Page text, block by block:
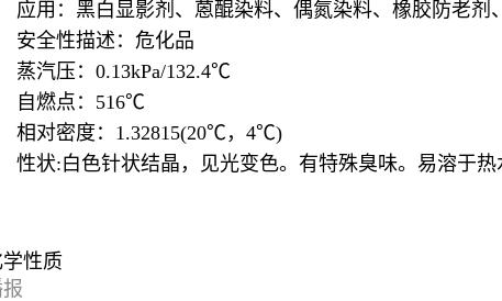
应用：黑白显影剂、蒽醌染料、偶氮染料、橡胶防老剂
安全性描述：危化品
蒸汽压：0.13kPa/132.4℃
自燃点：516℃
相对密度：1.32815(20℃，4℃)
性状:白色针状结晶，见光变色。有特殊臭味。易溶于热
性质